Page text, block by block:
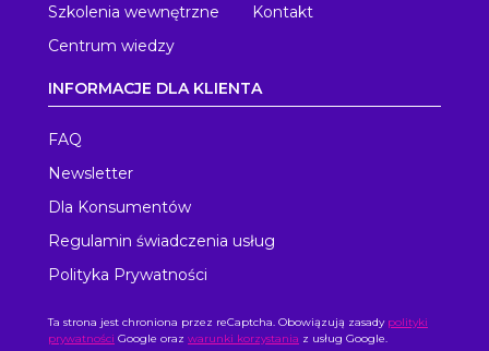
Szkolenia wewnętrzne
Centrum wiedzy
Kontakt
INFORMACJE DLA KLIENTA
FAQ
Newsletter
Dla Konsumentów
Regulamin świadczenia usług
Polityka Prywatności
Ta strona jest chroniona przez reCaptcha. Obowiązują zasady polityki
prywatności Google oraz warunki korzystania z usług Google.